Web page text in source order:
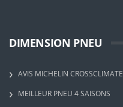
DIMENSION PNEU
AVIS MICHELIN CROSSCLIMATE
MEILLEUR PNEU 4 SAISONS